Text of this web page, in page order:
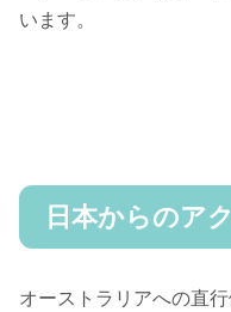
います。
日本からのア
オーストラリアへの直